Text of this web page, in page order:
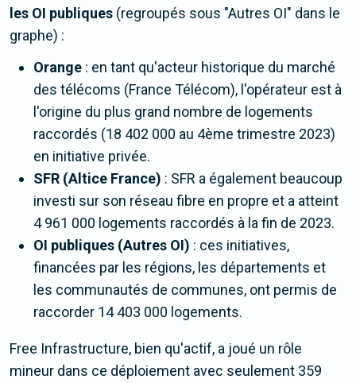
les OI publiques (regroupés sous "Autres OI" dans le
graphe) :
Orange : en tant qu'acteur historique du marché
des télécoms (France Télécom), l'opérateur est à
l'origine du plus grand nombre de logements
raccordés (18 402 000 au 4ème trimestre 2023)
en initiative privée.
SFR (Altice France) : SFR a également beaucoup
investi sur son réseau fibre en propre et a atteint
4 961 000 logements raccordés à la fin de 2023.
OI publiques (Autres OI) : ces initiatives,
financées par les régions, les départements et
les communautés de communes, ont permis de
raccorder 14 403 000 logements.
Free Infrastructure, bien qu'actif, a joué un rôle
mineur dans ce déploiement avec seulement 359